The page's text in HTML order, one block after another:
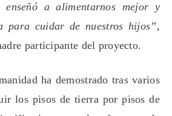
enseñó a alimentarnos mejor y
para cuidar de nuestros hijos”,
participante del proyecto.
ha demostrado tras varios
los pisos de tierra por pisos de